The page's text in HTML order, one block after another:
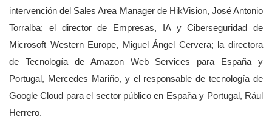
intervencióndel Sales Area Managerde HikVision, José Antonio
Torralba; el director de Empresas, IA y Ciberseguridad de
Microsoft Western Europe, Miguel Ángel Cervera; la directora
de Tecnología de Amazon Web Services para España y
Portugal, Mercedes Mariño, y el responsable de tecnología de
Google Cloud para el sector público en España y Portugal, Rául
Herrero.